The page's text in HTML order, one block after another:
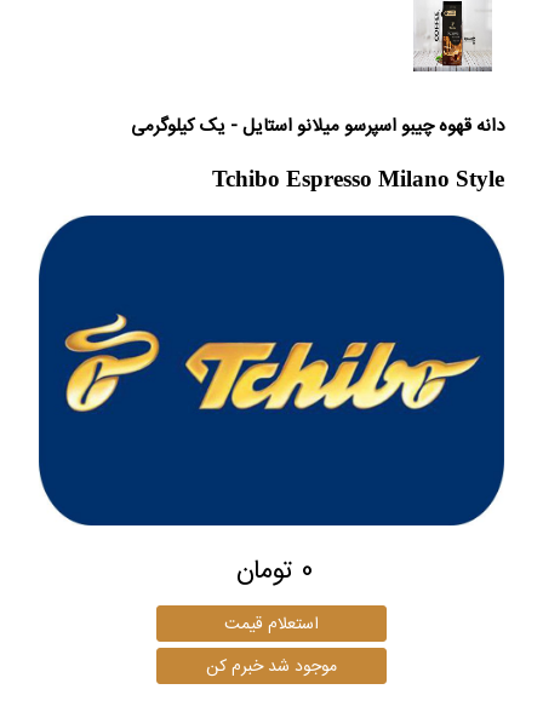
دانه قهوه چیبو اسپرسو میلانو استایل - یک کیلوگرمی
Tchibo Espresso Milano Style
0 تومان